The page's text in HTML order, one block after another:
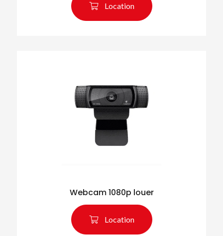
Location
Webcam 1080p louer
Location